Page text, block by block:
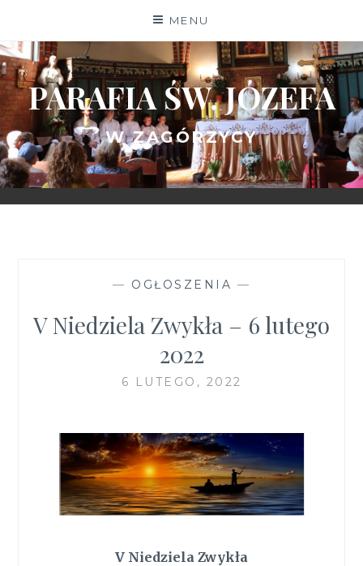
content
MENU
PARAFIA ŚW. JÓZEFA
W ZAGÓRZYCY
— OGŁOSZENIA —
V Niedziela Zwykła – 6 lutego
2022
6 LUTEGO, 2022
V Niedziela Zwykła